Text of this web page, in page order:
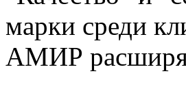
марки среди
АМИР